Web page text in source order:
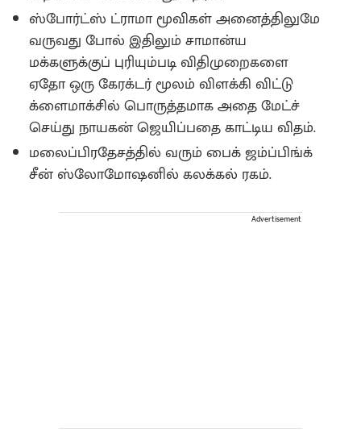
ஸ்போர்ட்ஸ் ட்ராமா மூவிகள் அனைத்திலுமே
வருவது போல் இதிலும் சாமான்ய
மக்களுக்குப் புரியும்படி விதிமுறைகளை
ஏதோ ஒரு கேரக்டர் மூலம் விளக்கி விட்டு
க்ளைமாக்சில் பொருத்தமாக அதை மேட்ச்
செய்து நாயகன் ஜெயிப்பதை காட்டிய விதம்.
மலைப்பிரதேசத்தில் வரும் பைக் ஜம்ப்பிங்க்
சீன் ஸ்லோமோஷனில் கலக்கல் ரகம்.
Advertisement